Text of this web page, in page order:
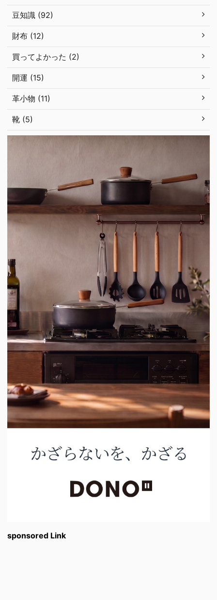
豆知識 (92)
財布 (12)
買ってよかった (2)
開運 (15)
革小物 (11)
靴 (5)
sponsored Link